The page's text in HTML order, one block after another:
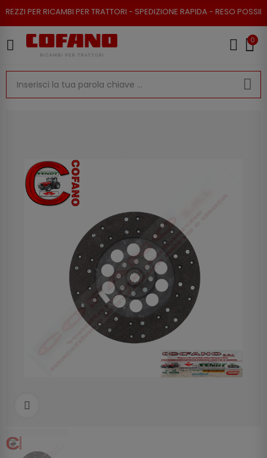
PER RICAMBI PER TRATTORI - SPEDIZIONE RAPIDA - RESO POSSIBILE
0